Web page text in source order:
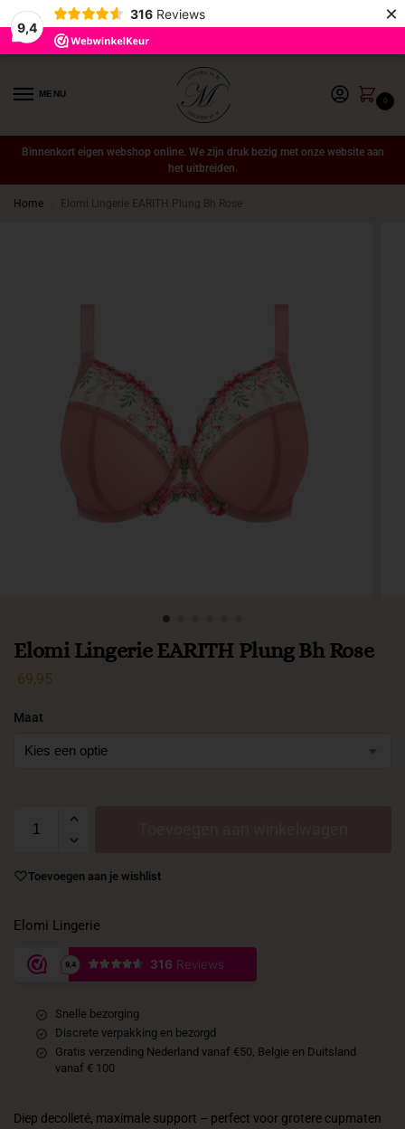
9,4
316 Reviews ×
MENU
0
Binnenkort eigen webshop online. We zijn druk bezig met onze website aan
het uitbreiden.
Home Elomi Lingerie EARITH Plung Bh Rose
Elomi Lingerie EARITH Plung Bh Rose
69,95
Maat
Toevoegen aan je wishlist
Elomi Lingerie
Snelle bezorging
Discrete verpakking en bezorgd
Gratis verzending Nederland vanaf €50, Belgie en Duitsland
vanaf € 100
Diep decolleté, maximale support – perfect voor grotere cupmaten